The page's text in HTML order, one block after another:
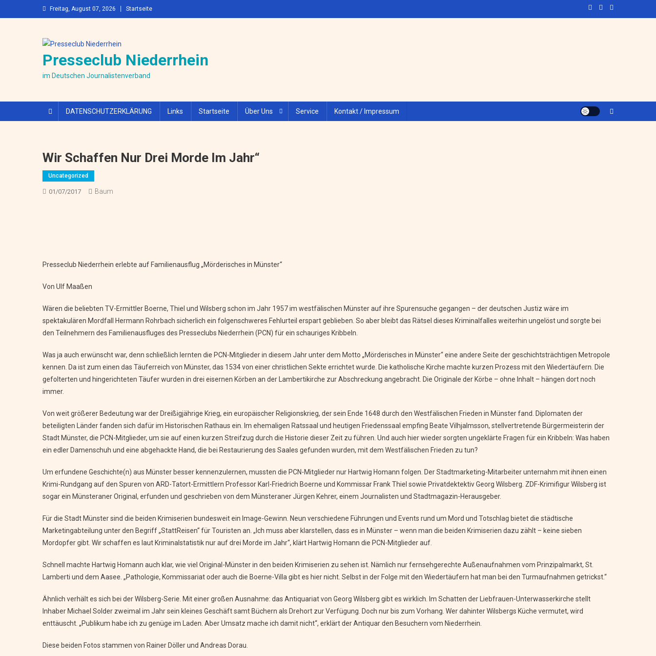
Skip to content Freitag, August 07, 2026 Startseite
Presseclub Niederrhein
im Deutschen Journalistenverband
DATENSCHUTZERKLÄRUNG Links Startseite Über Uns Service Kontakt / Impressum
Wir Schaffen Nur Drei Morde Im Jahr“
Uncategorized
01/07/2017 Baum
Presseclub Niederrhein erlebte auf Familienausflug „Mörderisches in Münster“
Von Ulf Maaßen
Wären die beliebten TV-Ermittler Boerne, Thiel und Wilsberg schon im Jahr 1957 im westfälischen Münster auf ihre Spurensuche gegangen – der deutschen Justiz wäre im
spektakulären Mordfall Hermann Rohrbach sicherlich ein folgenschweres Fehlurteil erspart geblieben. So aber bleibt das Rätsel dieses Kriminalfalles weiterhin ungelöst und sorgte bei
den Teilnehmern des Familienausfluges des Presseclubs Niederrhein (PCN) für ein schauriges Kribbeln.
Was ja auch erwünscht war, denn schließlich lernten die PCN-Mitglieder in diesem Jahr unter dem Motto „Mörderisches in Münster“ eine andere Seite der geschichtsträchtigen Metropole
kennen. Da ist zum einen das Täuferreich von Münster, das 1534 von einer christlichen Sekte errichtet wurde. Die katholische Kirche machte kurzen Prozess mit den Wiedertäufern. Die
gefolterten und hingerichteten Täufer wurden in drei eisernen Körben an der Lambertikirche zur Abschreckung angebracht. Die Originale der Körbe – ohne Inhalt – hängen dort noch
immer.
Von weit größerer Bedeutung war der Dreißigjährige Krieg, ein europäischer Religionskrieg, der sein Ende 1648 durch den Westfälischen Frieden in Münster fand. Diplomaten der
beteiligten Länder fanden sich dafür im Historischen Rathaus ein. Im ehemaligen Ratssaal und heutigen Friedenssaal empfing Beate Vilhjalmsson, stellvertretende Bürgermeisterin der
Stadt Münster, die PCN-Mitglieder, um sie auf einen kurzen Streifzug durch die Historie dieser Zeit zu führen. Und auch hier wieder sorgten ungeklärte Fragen für ein Kribbeln: Was haben
ein edler Damenschuh und eine abgehackte Hand, die bei Restaurierung des Saales gefunden wurden, mit dem Westfälischen Frieden zu tun?
Um erfundene Geschichte(n) aus Münster besser kennenzulernen, mussten die PCN-Mitglieder nur Hartwig Homann folgen. Der Stadtmarketing-Mitarbeiter unternahm mit ihnen einen
Krimi-Rundgang auf den Spuren von ARD-Tatort-Ermittlern Professor Karl-Friedrich Boerne und Kommissar Frank Thiel sowie Privatdektektiv Georg Wilsberg. ZDF-Krimifigur Wilsberg ist
sogar ein Münsteraner Original, erfunden und geschrieben von dem Münsteraner Jürgen Kehrer, einem Journalisten und Stadtmagazin-Herausgeber.
Für die Stadt Münster sind die beiden Krimiserien bundesweit ein Image-Gewinn. Neun verschiedene Führungen und Events rund um Mord und Totschlag bietet die städtische
Marketingabteilung unter den Begriff „StattReisen“ für Touristen an. „Ich muss aber klarstellen, dass es in Münster – wenn man die beiden Krimiserien dazu zählt – keine sieben
Mordopfer gibt. Wir schaffen es laut Kriminalstatistik nur auf drei Morde im Jahr“, klärt Hartwig Homann die PCN-Mitglieder auf.
Schnell machte Hartwig Homann auch klar, wie viel Original-Münster in den beiden Krimiserien zu sehen ist. Nämlich nur fernsehgerechte Außenaufnahmen vom Prinzipalmarkt, St.
Lamberti und dem Aasee. „Pathologie, Kommissariat oder auch die Boerne-Villa gibt es hier nicht. Selbst in der Folge mit den Wiedertäufern hat man bei den Turmaufnahmen getrickst.“
Ähnlich verhält es sich bei der Wilsberg-Serie. Mit einer großen Ausnahme: das Antiquariat von Georg Wilsberg gibt es wirklich. Im Schatten der Liebfrauen-Unterwasserkirche stellt
Inhaber Michael Solder zweimal im Jahr sein kleines Geschäft samt Büchern als Drehort zur Verfügung. Doch nur bis zum Vorhang. Wer dahinter Wilsbergs Küche vermutet, wird
enttäuscht. „Publikum habe ich zu genüge im Laden. Aber Umsatz mache ich damit nicht“, erklärt der Antiquar den Besuchern vom Niederrhein.
Diese beiden Fotos stammen von Rainer Döller und Andreas Dorau.